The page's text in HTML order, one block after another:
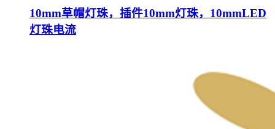
10mm草帽灯珠，插件10mm灯珠，10mmLED
灯珠电流